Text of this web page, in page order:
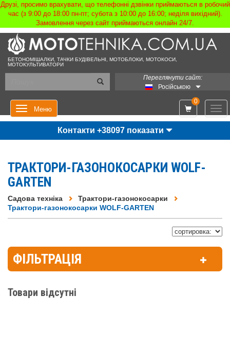
Друзі, просимо врахувати, що телефонні дзвінки приймаються в робочий
час (з 9:00 до 18:00 пн-пт; субота з 10:00 до 16:00; неділя вихідний).
Замовлення через сайт приймаються онлайн 24/7.
БЕТОНОМІШАЛКИ, ТАЧКИ БУДІВЕЛЬНІ, МОТОБЛОКИ, МОТОКОСИ,
МОТОКУЛЬТИВАТОРИ
Переглянути сайт:
Російською
Меню
0
Контакти +38097 показати
ТРАКТОРИ-ГАЗОНОКОСАРКИ WOLF-
GARTEN
Садова техніка
Трактори-газонокосарки
Трактори-газонокосарки WOLF-GARTEN
ФІЛЬТРАЦІЯ
Товари відсутні